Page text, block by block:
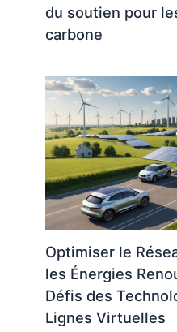
du soutien pour
carbone
Optimiser le
les Énergies
Défis des
Lignes Virtuelles